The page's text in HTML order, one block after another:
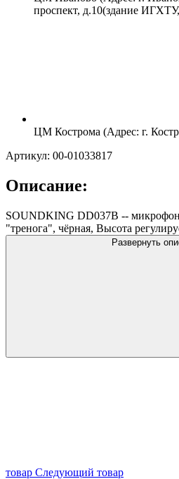
проспект, д.10(здание
ЦМ Кострома (Адрес: г.
Артикул: 00-01033817
Описание:
SOUNDKING DD037B --
"тренога", чёрная, Высота
Развернуть
товар Следующий товар